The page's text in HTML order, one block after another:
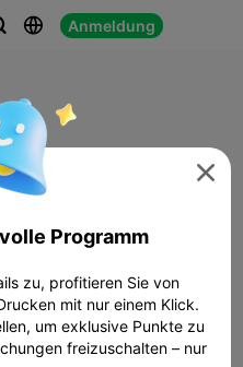
 Anmeldung

Programm
zu, profitieren Sie von
mit nur einem Klick.
um exklusive Punkte zu
freizuschalten – nur